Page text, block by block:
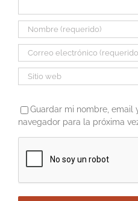
Guardar mi nombre, email
navegador para la próxima